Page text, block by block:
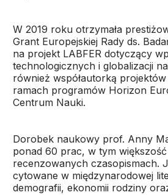
W 2019 roku otrzymała
Grant Europejskiej Rady ds.
na projekt LABFER dotyczący
technologicznych i globalizacji
również współautorką
ramach programów Horizon
Centrum Nauki.
Dorobek naukowy prof. Anny
ponad 60 prac, w tym
recenzowanych czasopismach.
cytowane w międzynarodowej
demografii, ekonomii rodziny